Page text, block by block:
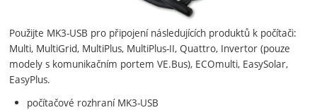
Použijte MK3-USB pro připojení následujících produktů k počítači:
Multi, MultiGrid, MultiPlus, MultiPlus-II, Quattro, Invertor (pouze
modely s komunikačním portem VE.Bus), ECOmulti, EasySolar,
EasyPlus.
počítačové rozhraní MK3-USB